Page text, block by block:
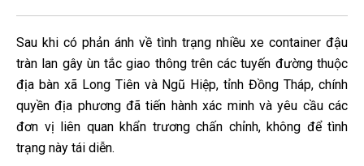
Sau khi có phản ánh về tình trạng nhiều xe container đậu
tràn lan gây ùn tắc giao thông trên các tuyến đường thuộc
địa bàn xã Long Tiên và Ngũ Hiệp, tỉnh Đồng Tháp, chính
quyền địa phương đã tiến hành xác minh và yêu cầu các
đơn vị liên quan khẩn trương chấn chỉnh, không để tình
trạng này tái diễn.